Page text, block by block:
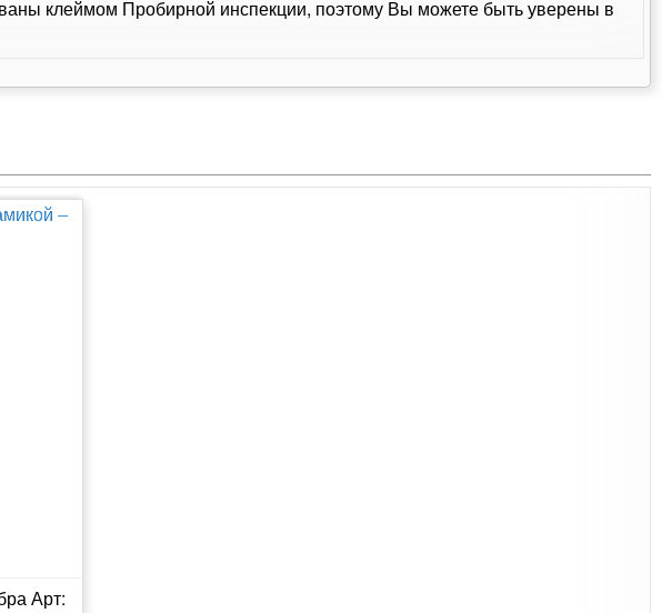
клеймом Пробирной инспекции, поэтому Вы можете быть уверены в
Арт: